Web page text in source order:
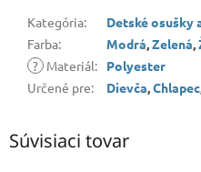
Kategória:
Detské osušky
Farba: Modrá,Zelená,
? Materiál:
Polyester
Určené pre: Dievča,Chlapec
Súvisiaci tovar